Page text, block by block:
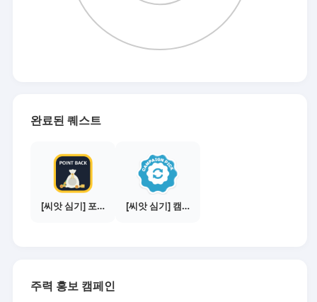
완료된 퀘스트
[씨앗 심기] 포인트백 설치하기 (PC 전용) [씨앗 심기] 캠페인 선택하기 - PICK 1개
주력 홍보 캠페인